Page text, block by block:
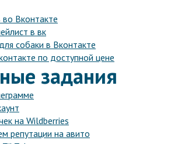
Вконтакте
в вк
собаки в Вконтакте
по доступной цене
задания
на Wildberries
репутации на авито